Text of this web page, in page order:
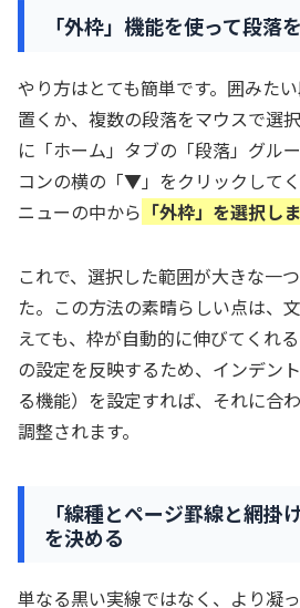
「外枠」機能を使って段落
やり方はとても簡単です。囲みた
置くか、複数の段落をマウスで選
に「ホーム」タブの「段落」グル
コンの横の「▼」をクリックして
ニューの中から 「外枠」を選択しま
これで、選択した範囲が大きな一
た。この方法の素晴らしい点は、
えても、枠が自動的に伸びてくれ
の設定を反映するため、インデン
る機能）を設定すれば、それに合
調整されます。
「線種とページ罫線と網掛
を決める
単なる黒い実線ではなく、より凝